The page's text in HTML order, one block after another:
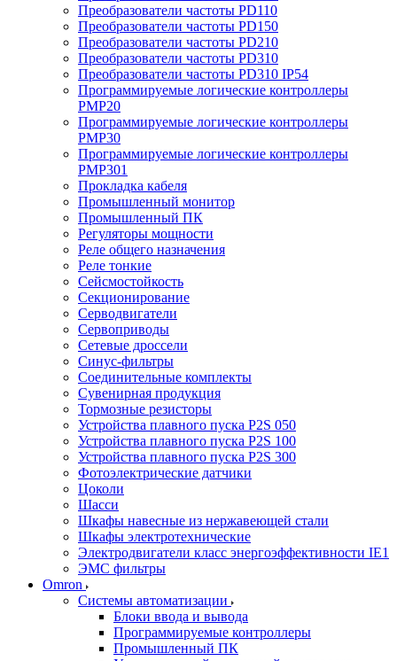
Преобразователи частоты PD110
Преобразователи частоты PD150
Преобразователи частоты PD210
Преобразователи частоты PD310
Преобразователи частоты PD310 IP54
Программируемые логические контроллеры
PMP20
Программируемые логические контроллеры
PMP30
Программируемые логические контроллеры
PMP301
Прокладка кабеля
Промышленный монитор
Промышленный ПК
Регуляторы мощности
Реле общего назначения
Реле тонкие
Сейсмостойкость
Секционирование
Серводвигатели
Сервоприводы
Сетевые дроссели
Синус-фильтры
Соединительные комплекты
Сувенирная продукция
Тормозные резисторы
Устройства плавного пуска P2S 050
Устройства плавного пуска P2S 100
Устройства плавного пуска P2S 300
Фотоэлектрические датчики
Цоколи
Шасси
Шкафы навесные из нержавеющей стали
Шкафы электротехнические
Электродвигатели класс энергоэффективности IE1
ЭМС фильтры
Omron
Системы автоматизации
Блоки ввода и вывода
Программируемые контроллеры
Промышленный ПК